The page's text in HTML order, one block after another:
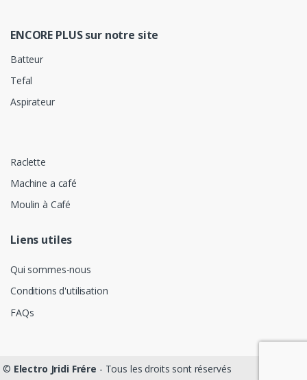
ENCORE PLUS sur notre site
Batteur
Tefal
Aspirateur
Raclette
Machine a café
Moulin à Café
Liens utiles
Qui sommes-nous
Conditions d'utilisation
FAQs
© Electro Jridi Frére - Tous les droits sont réservés